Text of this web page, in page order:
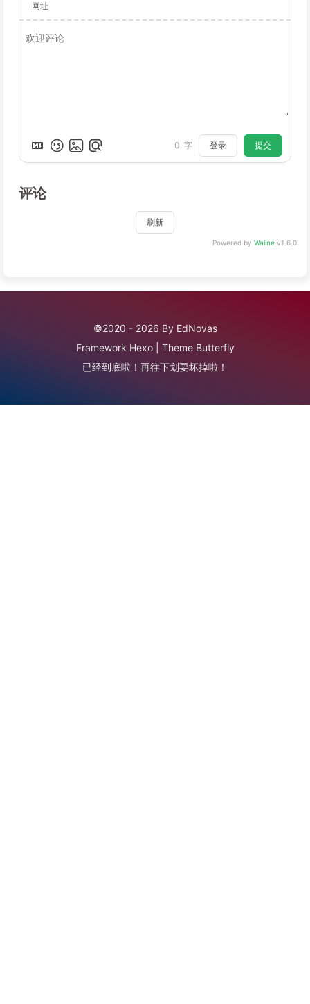
网址
0 字 登录 提交
评论
刷新
Powered by Waline v1.6.0
©2020 - 2026 By EdNovas
Framework Hexo Theme Butterfly
已经到底啦！再往下划要坏掉啦！